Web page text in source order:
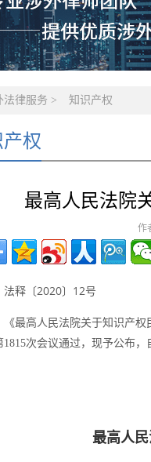
法律服务 > 知识产权
权
最高人民法院
作
法释〔2020〕12号
《最高人民法院关于知识产
1815次会议通过，现予公布，
最高人